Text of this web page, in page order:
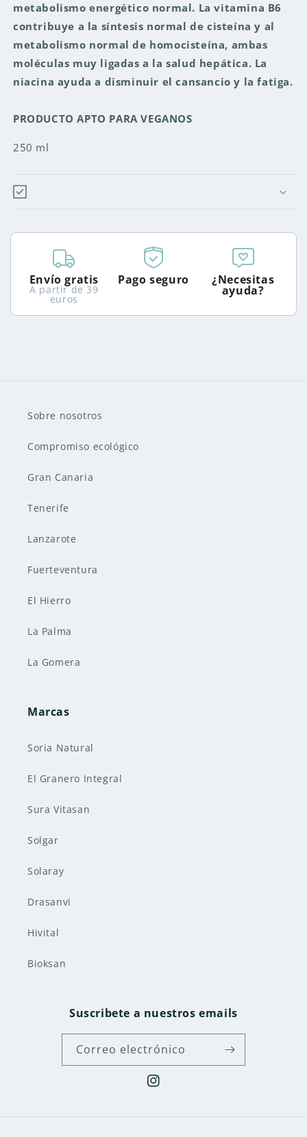
metabolismo energético normal. La vitamina B6
contribuye a la síntesis normal de cisteína y al
metabolismo normal de homocisteína, ambas
moléculas muy ligadas a la salud hepática. La
niacina ayuda a disminuir el cansancio y la fatiga.
PRODUCTO APTO PARA VEGANOS
250 ml
Envío gratis
A partir de 39
euros
Pago seguro ¿Necesitas
ayuda?
Sobre nosotros
Compromiso ecológico
Gran Canaria
Tenerife
Lanzarote
Fuerteventura
El Hierro
La Palma
La Gomera
Marcas
Soria Natural
El Granero Integral
Sura Vitasan
Solgar
Solaray
Drasanvi
Hivital
Bioksan
Suscribete a nuestros emails
Correo electrónico
Instagram